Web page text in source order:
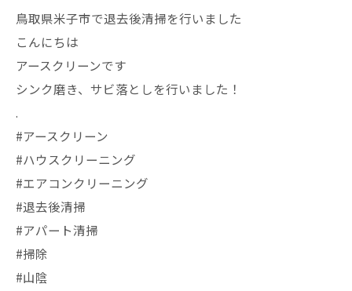
鳥取県米子市で退去後清掃を行いました
こんにちは
アースクリーンです
シンク磨き、サビ落としを行いました！
.
#アースクリーン
#ハウスクリーニング
#エアコンクリーニング
#退去後清掃
#アパート清掃
#掃除
#山陰